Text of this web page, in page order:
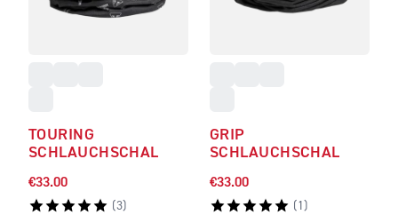
TOURING
SCHLAUCHSCHAL
€33.00
(3)
GRIP
SCHLAUCHSCHAL
€33.00
( 1 )